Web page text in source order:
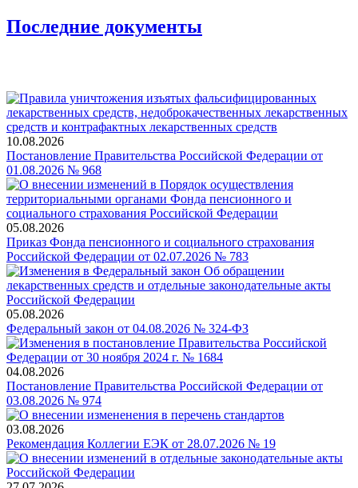
Последние документы
10.08.2026
Постановление Правительства Российской Федерации от
01.08.2026 № 968
05.08.2026
Приказ Фонда пенсионного и социального страхования
Российской Федерации от 02.07.2026 № 783
05.08.2026
Федеральный закон от 04.08.2026 № 324-ФЗ
04.08.2026
Постановление Правительства Российской Федерации от
03.08.2026 № 974
03.08.2026
Рекомендация Коллегии ЕЭК от 28.07.2026 № 19